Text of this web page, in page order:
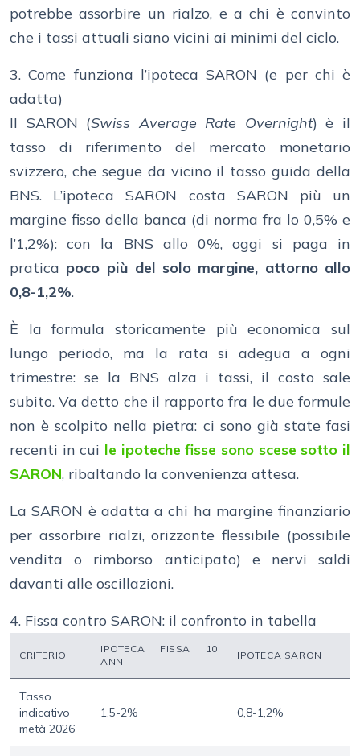
potrebbe assorbire un rialzo, e a chi è convinto
che i tassi attuali siano vicini ai minimi del ciclo.
3. Come funziona l’ipoteca SARON (e per chi è
adatta)
Il SARON (Swiss Average Rate Overnight) è il
tasso di riferimento del mercato monetario
svizzero, che segue da vicino il tasso guida della
BNS. L’ipoteca SARON costa SARON più un
margine fisso della banca (di norma fra lo 0,5% e
l’1,2%): con la BNS allo 0%, oggi si paga in
pratica poco più del solo margine, attorno allo
0,8-1,2%.
È la formula storicamente più economica sul
lungo periodo, ma la rata si adegua a ogni
trimestre: se la BNS alza i tassi, il costo sale
subito. Va detto che il rapporto fra le due formule
non è scolpito nella pietra: ci sono già state fasi
recenti in cui le ipoteche fisse sono scese sotto il
SARON, ribaltando la convenienza attesa.
La SARON è adatta a chi ha margine finanziario
per assorbire rialzi, orizzonte flessibile (possibile
vendita o rimborso anticipato) e nervi saldi
davanti alle oscillazioni.
4. Fissa contro SARON: il confronto in tabella
CRITERIO
IPOTECA FISSA 10
ANNI
IPOTECA SARON
Tasso
indicativo
metà 2026
1,5-2% 0,8-1,2%